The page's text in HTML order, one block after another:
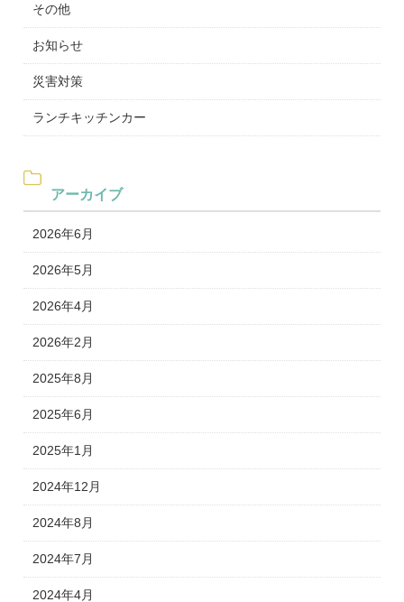
その他
お知らせ
災害対策
ランチキッチンカー
アーカイブ
2026年6月
2026年5月
2026年4月
2026年2月
2025年8月
2025年6月
2025年1月
2024年12月
2024年8月
2024年7月
2024年4月